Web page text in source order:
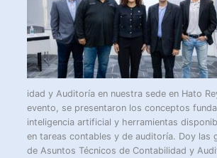
idad y Auditoría en nuestra sede en Hato
evento, se presentaron los conceptos
inteligencia artificial y herramientas
en tareas contables y de auditoría. Doy las
de Asuntos Técnicos de Contabilidad y